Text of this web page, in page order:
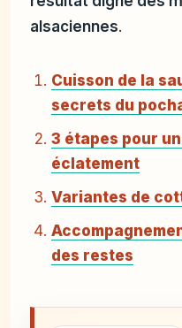
alsaciennes.
Cuisson de la
secrets du
3 étapes pour
éclatement
Variantes de
des restes